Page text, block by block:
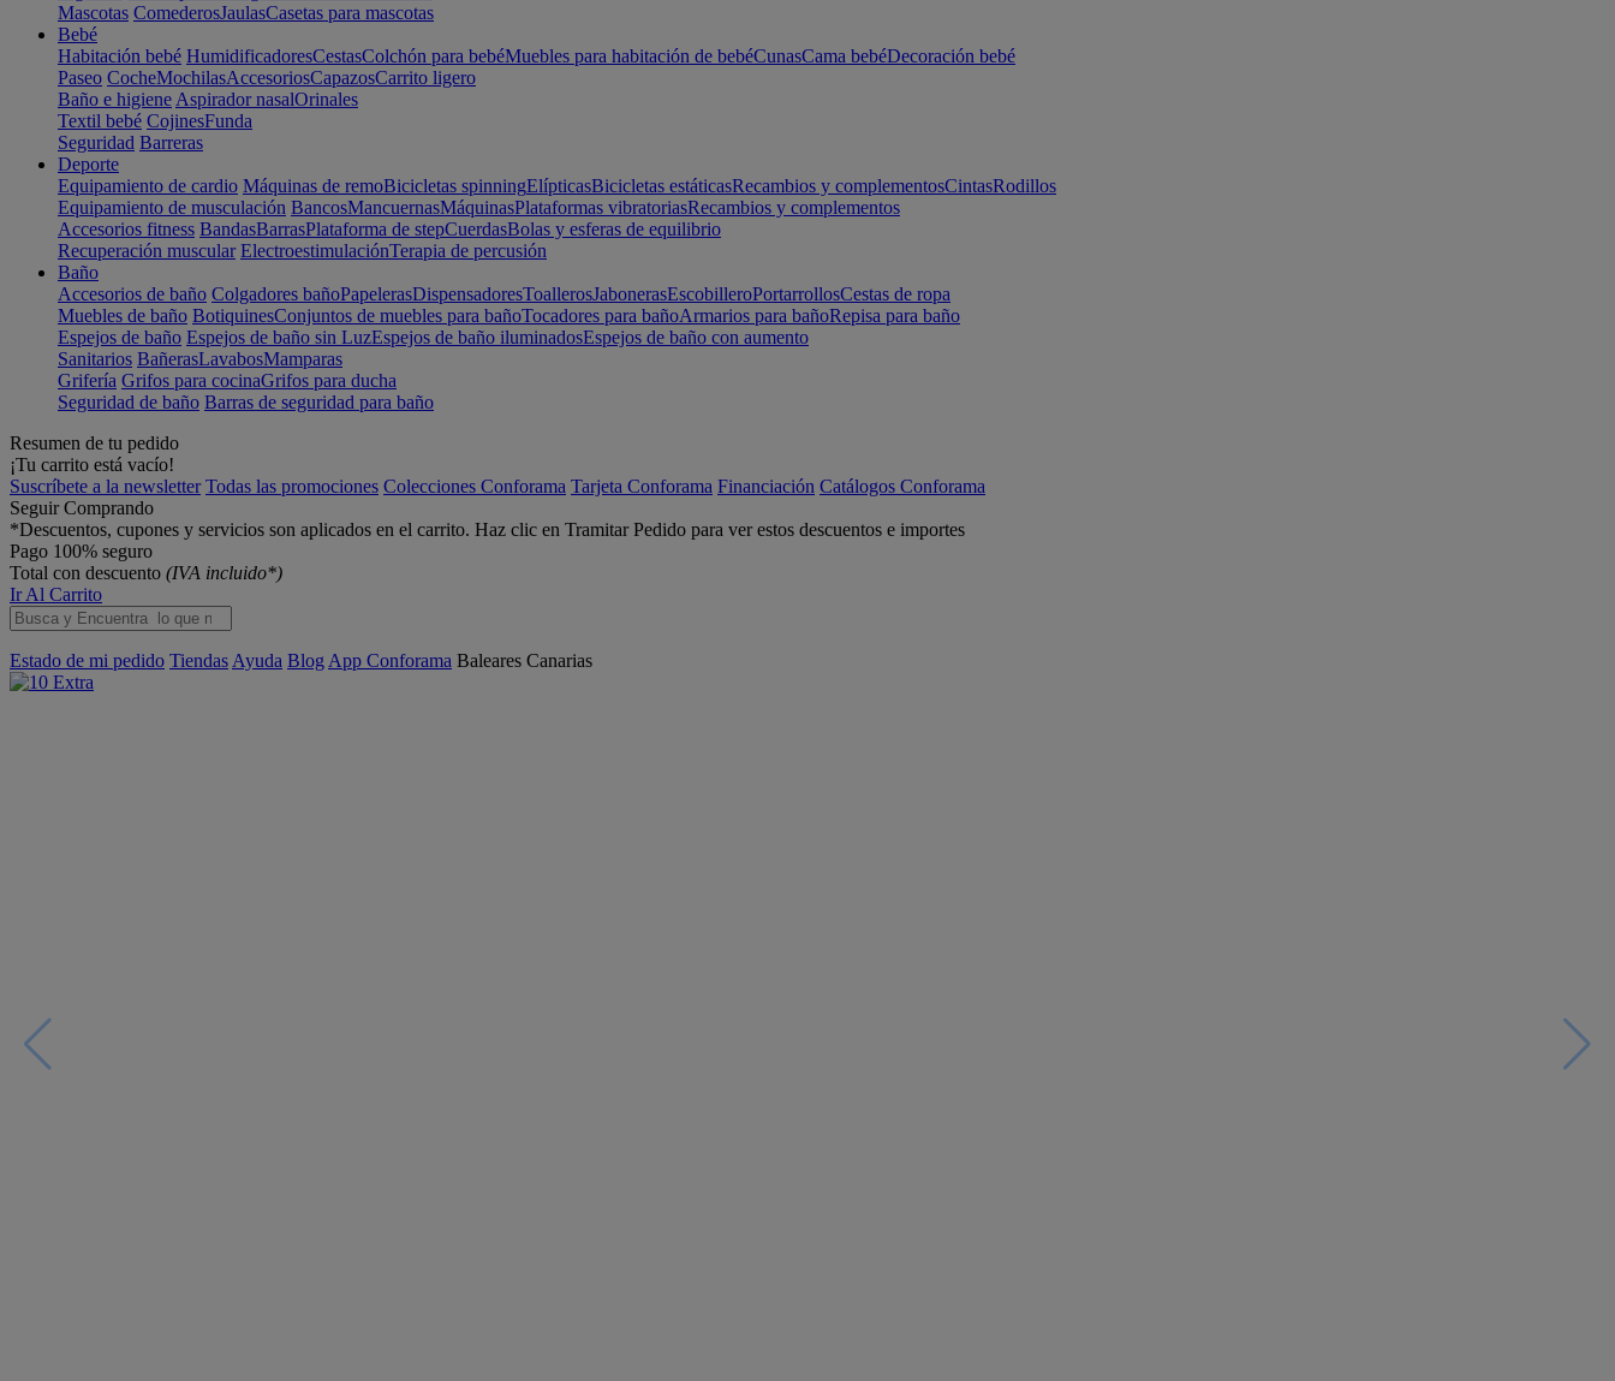
Mascotas ComederosJaulasCasetas para mascotas
Bebé
Habitación bebé HumidificadoresCestasColchón para bebéMuebles para habitación de bebéCunasCama bebéDecoración bebé
Paseo CocheMochilasAccesoriosCapazosCarrito ligero
Baño e higiene Aspirador nasalOrinales
Textil bebé CojinesFunda
Seguridad Barreras
Deporte
Equipamiento de cardio Máquinas de remoBicicletas spinningElípticasBicicletas estáticasRecambios y complementosCintasRodillos
Equipamiento de musculación BancosMancuernasMáquinasPlataformas vibratoriasRecambios y complementos
Accesorios fitness BandasBarrasPlataforma de stepCuerdasBolas y esferas de equilibrio
Recuperación muscular ElectroestimulaciónTerapia de percusión
Baño
Accesorios de baño Colgadores bañoPapelerasDispensadoresToallerosJabonerasEscobilleroPortarrollosCestas de ropa
Muebles de baño BotiquinesConjuntos de muebles para bañoTocadores para bañoArmarios para bañoRepisa para baño
Espejos de baño Espejos de baño sin LuzEspejos de baño iluminadosEspejos de baño con aumento
Sanitarios BañerasLavabosMamparas
Grifería Grifos para cocinaGrifos para ducha
Seguridad de baño Barras de seguridad para baño
Resumen de tu pedido
¡Tu carrito está vacío!
Suscríbete a la newsletter Todas las promociones Colecciones Conforama Tarjeta Conforama Financiación Catálogos Conforama
Seguir Comprando
*Descuentos, cupones y servicios son aplicados en el carrito. Haz clic en Tramitar Pedido para ver estos descuentos e importes
Pago 100% seguro
Total con descuento (IVA incluido*)
Ir Al Carrito
Estado de mi pedido Tiendas Ayuda Blog App Conforama Baleares Canarias